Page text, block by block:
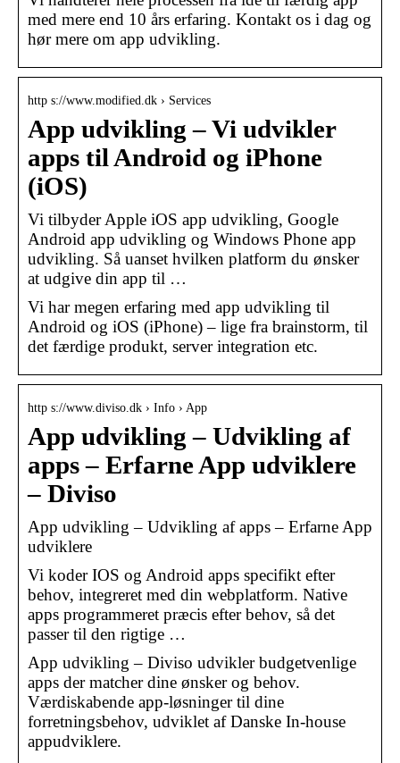
med mere end 10 års erfaring. Kontakt os i dag og
hør mere om app udvikling.
http s://www.modified.dk › Services
App udvikling – Vi udvikler
apps til Android og iPhone
(iOS)
Vi tilbyder Apple iOS app udvikling, Google
Android app udvikling og Windows Phone app
udvikling. Så uanset hvilken platform du ønsker
at udgive din app til …
Vi har megen erfaring med app udvikling til
Android og iOS (iPhone) – lige fra brainstorm, til
det færdige produkt, server integration etc.
http s://www.diviso.dk › Info › App
App udvikling – Udvikling af
apps – Erfarne App udviklere
– Diviso
App udvikling – Udvikling af apps – Erfarne App
udviklere
Vi koder IOS og Android apps specifikt efter
behov, integreret med din webplatform. Native
apps programmeret præcis efter behov, så det
passer til den rigtige …
App udvikling – Diviso udvikler budgetvenlige
apps der matcher dine ønsker og behov.
Værdiskabende app-løsninger til dine
forretningsbehov, udviklet af Danske In-house
appudviklere.